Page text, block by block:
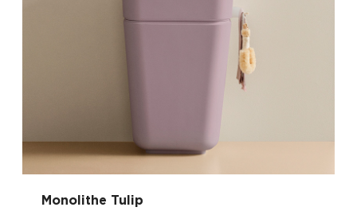
Monolithe Tulip